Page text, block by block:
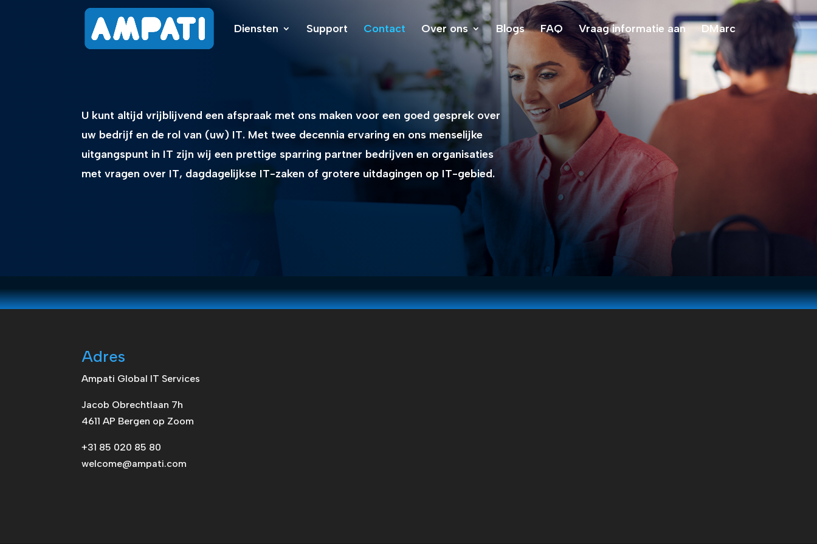
Diensten Support Contact Over ons Blogs FAQ Vraag informatie aan DMarc
U kunt altijd vrijblijvend een afspraak met ons maken voor een goed gesprek over
uw bedrijf en de rol van (uw) IT. Met twee decennia ervaring en ons menselijke
uitgangspunt in IT zijn wij een prettige sparring partner bedrijven en organisaties
met vragen over IT, dagdagelijkse IT-zaken of grotere uitdagingen op IT-gebied.
Adres
Ampati Global IT Services
Jacob Obrechtlaan 7h
4611 AP Bergen op Zoom
+31 85 020 85 80
welcome@ampati.com